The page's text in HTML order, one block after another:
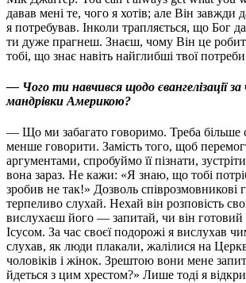
давав мені те, чого я хотів; але Він завжди
я потребував. Інколи трапляється, що Бог
ти дуже прагнеш. Знаєш, чому Він це
тобі, що знає навіть найглибші твої
— Чого ти навчився щодо євангелізації за
мандрівки Америкою?
— Що ми забагато говоримо. Треба більше
менше говорити. Замість того, щоб
аргументами, спробуймо її пізнати,
вона зараз. Не кажи: «Я знаю, що тобі
зробив не так!» Дозволь співрозмовникові
терпеливо слухай. Нехай він розповість
вислухаєш його — запитай, чи він готовий
Ісусом. За час своєї подорожі я вислухав
слухав, як люди плакали, жалілися на
чоловіків і жінок. Зрештою вони мене
йдеться з цим хрестом?» Лише тоді я